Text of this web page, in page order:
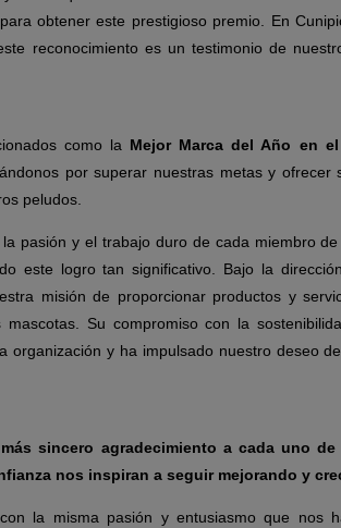
obtener este prestigioso premio. En
reconocimiento es un testimonio de
como la Mejor Marca del Año en
por superar nuestras metas y ofrecer
peludos.
pasión y el trabajo duro de cada miembro
este logro tan significativo. Bajo la
misión de proporcionar productos y
Su compromiso con la
organización y ha impulsado nuestro deseo
sincero agradecimiento a cada uno
nos inspiran a seguir mejorando y
la misma pasión y entusiasmo que nos